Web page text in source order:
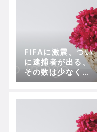
FIFAに激震、つい
に逮捕者が出る、
その数は少なくと
も６人